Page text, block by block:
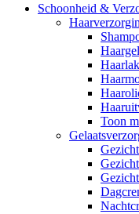
Schoonheid &
Haargel
Haarlak
Toon